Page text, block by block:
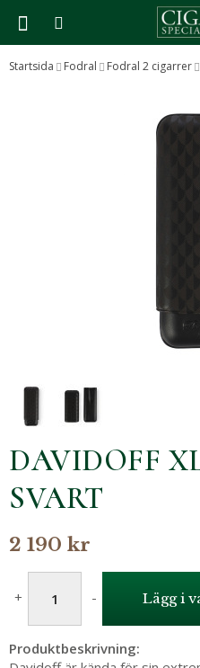
Startsida Fodral Fodral 2 cigarrer
DAVIDOFF
SVART
2 190 kr
+ - Lägg i
Produktbeskrivning: